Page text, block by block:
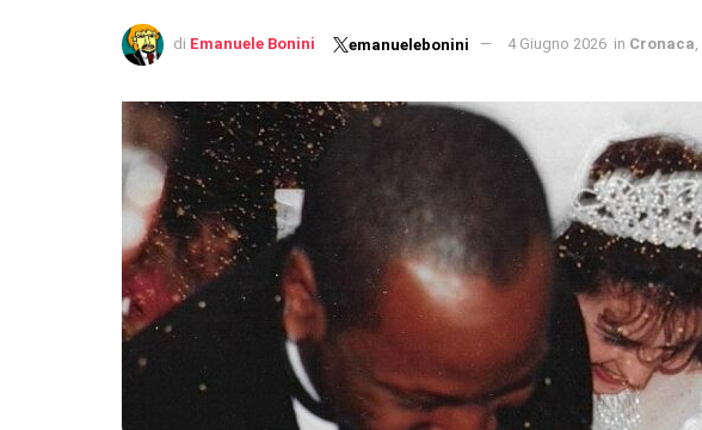
di Emanuele Bonini emanuelebonini 4 Giugno 2026 in Cronaca,